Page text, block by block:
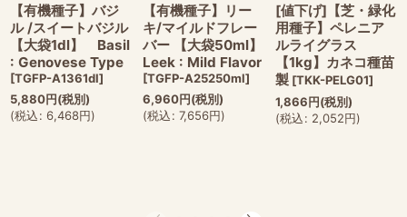
【有機種子】バジ
ル /スイートバジル
【大袋1dl】 Basil
: Genovese Type
[TGFP-A1361dl]
5,880円(税別)
(税込: 6,468円)
【有機種子】リー
キ/マイルドフレー
バー 【大袋50ml】
Leek : Mild Flavor
[TGFP-A25250ml]
6,960円(税別)
(税込: 7,656円)
[値下げ]【芝・緑化
用種子】ペレニア
ルライグラス
【1kg】カネコ種苗
製 [TKK-PELG01]
1,866円(税別)
(税込: 2,052円)